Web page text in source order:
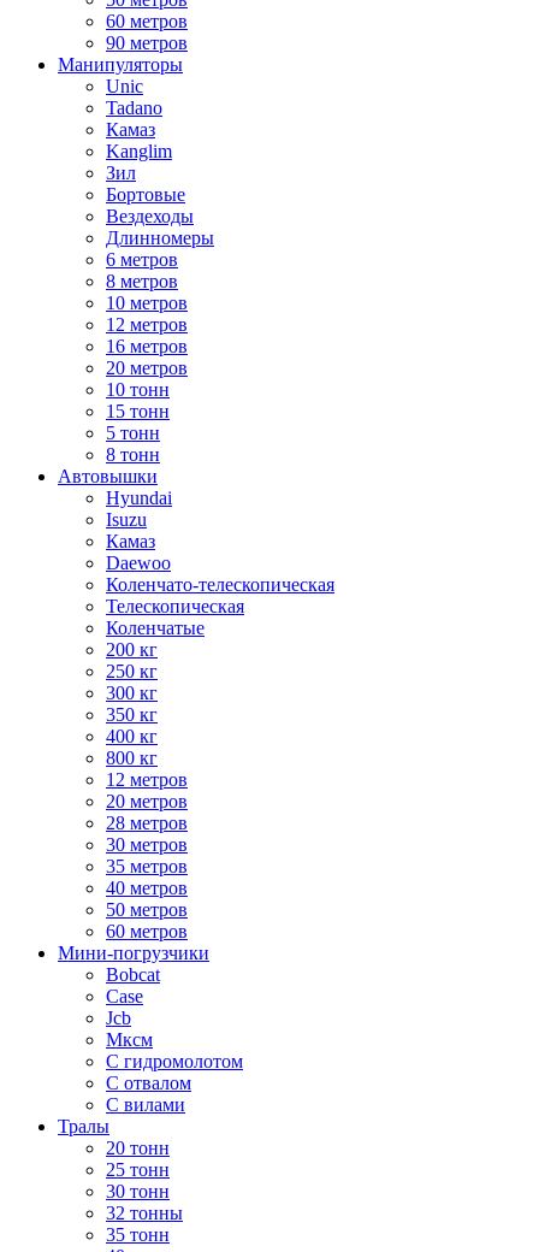
60 метров
90 метров
Манипуляторы
Unic
Tadano
Камаз
Kanglim
Зил
Бортовые
Вездеходы
Длинномеры
6 метров
8 метров
10 метров
12 метров
16 метров
20 метров
10 тонн
15 тонн
5 тонн
8 тонн
Автовышки
Hyundai
Isuzu
Камаз
Daewoo
Коленчато-телескопическая
Телескопическая
Коленчатые
200 кг
250 кг
300 кг
350 кг
400 кг
800 кг
12 метров
20 метров
28 метров
30 метров
35 метров
40 метров
50 метров
60 метров
Мини-погрузчики
Bobcat
Case
Jcb
Мксм
С гидромолотом
С отвалом
С вилами
Тралы
20 тонн
25 тонн
30 тонн
32 тонны
35 тонн